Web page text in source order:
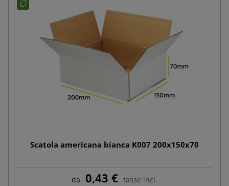
Scatola americana bianca K007 200x150x70
da 0,43 € tasse incl.